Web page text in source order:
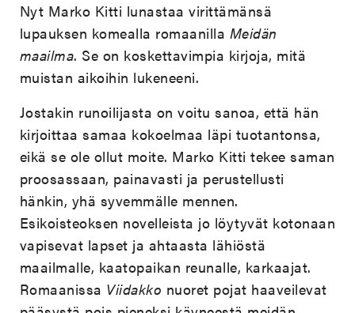
Nyt Marko Kitti lunastaa virittämänsä
lupauksen komealla romaanilla Meidän
maailma. Se on koskettavimpia kirjoja, mitä
muistan aikoihin lukeneeni.
Jostakin runoilijasta on voitu sanoa, että hän
kirjoittaa samaa kokoelmaa läpi tuotantonsa,
eikä se ole ollut moite. Marko Kitti tekee saman
proosassaan, painavasti ja perustellusti
hänkin, yhä syvemmälle mennen.
Esikoisteoksen novelleista jo löytyvät kotonaan
vapisevat lapset ja ahtaasta lähiöstä
maailmalle, kaatopaikan reunalle, karkaajat.
Romaanissa Viidakko nuoret pojat haaveilevat